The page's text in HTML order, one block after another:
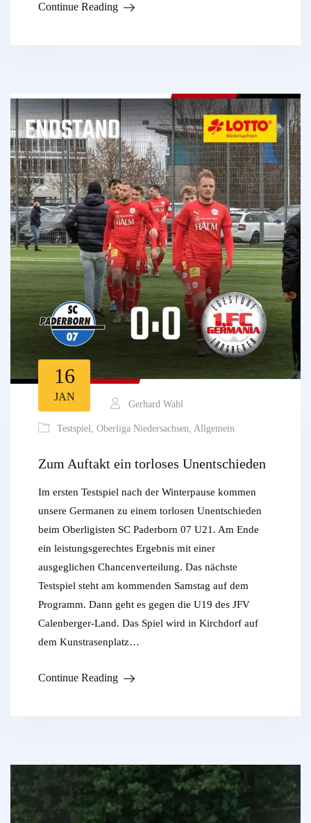
Continue Reading
16
JAN
Gerhard Wahl
Testspiel, Oberliga Niedersachsen, Allgemein
Zum Auftakt ein torloses Unentschieden
Im ersten Testspiel nach der Winterpause kommen
unsere Germanen zu einem torlosen Unentschieden
beim Oberligisten SC Paderborn 07 U21. Am Ende
ein leistungsgerechtes Ergebnis mit einer
ausgeglichen Chancenverteilung. Das nächste
Testspiel steht am kommenden Samstag auf dem
Programm. Dann geht es gegen die U19 des JFV
Calenberger-Land. Das Spiel wird in Kirchdorf auf
dem Kunstrasenplatz…
Continue Reading